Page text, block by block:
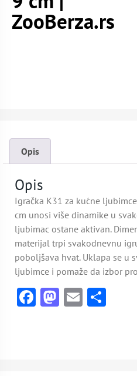
ZooBerza.rs
Opis
Opis
Igračka K31 za kućne
cm unosi više dinamike u
ljubimac ostane aktivan.
materijal trpi svakodnevnu
poboljšava hvat. Uklapa se u
ljubimce i pomaže da izbor
Facebook
Mastodon
Email